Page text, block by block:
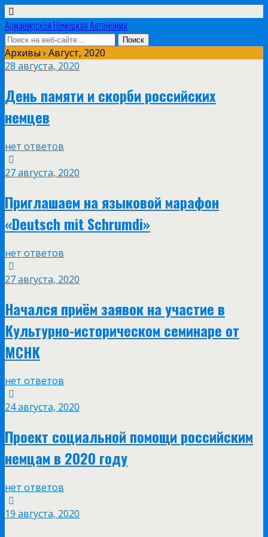
Армавирская Немецкая Автономия
Архивы › Август, 2020
28 августа, 2020
День памяти и скорби российских
немцев
нет ответов
27 августа, 2020
Приглашаем на языковой марафон
«Deutsch mit Schrumdi»
нет ответов
27 августа, 2020
Начался приём заявок на участие в
Культурно-историческом семинаре от
МСНК
нет ответов
24 августа, 2020
Проект социальной помощи российским
немцам в 2020 году
нет ответов
19 августа, 2020